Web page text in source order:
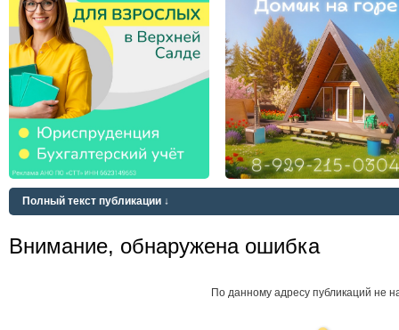
Полный текст публикации ↓
Внимание, обнаружена ошибка
По данному адресу публикаций не